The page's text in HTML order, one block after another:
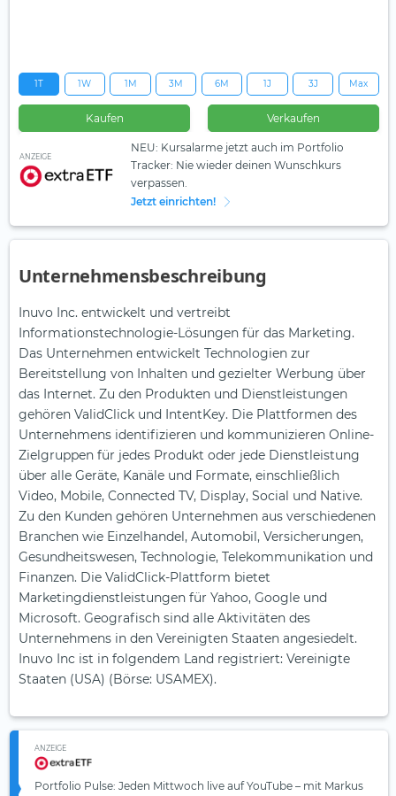
1T 1W 1M 3M 6M 1J 3J Max
Kaufen Verkaufen
ANZEIGE
NEU: Kursalarme jetzt auch im Portfolio
Tracker: Nie wieder deinen Wunschkurs
verpassen.
Jetzt einrichten!
Unternehmensbeschreibung
Inuvo Inc. entwickelt und vertreibt
Informationstechnologie-Lösungen für das Marketing.
Das Unternehmen entwickelt Technologien zur
Bereitstellung von Inhalten und gezielter Werbung über
das Internet. Zu den Produkten und Dienstleistungen
gehören ValidClick und IntentKey. Die Plattformen des
Unternehmens identifizieren und kommunizieren Online-
Zielgruppen für jedes Produkt oder jede Dienstleistung
über alle Geräte, Kanäle und Formate, einschließlich
Video, Mobile, Connected TV, Display, Social und Native.
Zu den Kunden gehören Unternehmen aus verschiedenen
Branchen wie Einzelhandel, Automobil, Versicherungen,
Gesundheitswesen, Technologie, Telekommunikation und
Finanzen. Die ValidClick-Plattform bietet
Marketingdienstleistungen für Yahoo, Google und
Microsoft. Geografisch sind alle Aktivitäten des
Unternehmens in den Vereinigten Staaten angesiedelt.
Inuvo Inc ist in folgendem Land registriert: Vereinigte
Staaten (USA) (Börse: USAMEX).
ANZEIGE
Portfolio Pulse: Jeden Mittwoch live auf YouTube – mit Markus